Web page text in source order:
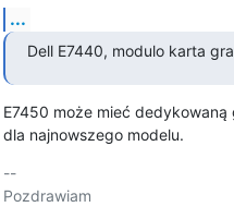
...
Dell E7440, modulo karta
E7450 może mieć
dla najnowszego modelu.
--
Pozdrawiam